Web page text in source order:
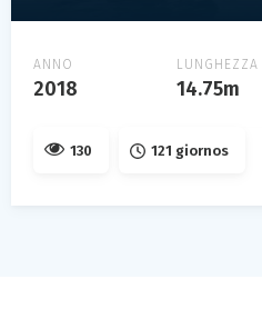
ANNO
2018
LUNGHEZZA
14.75m
130 121 giornos